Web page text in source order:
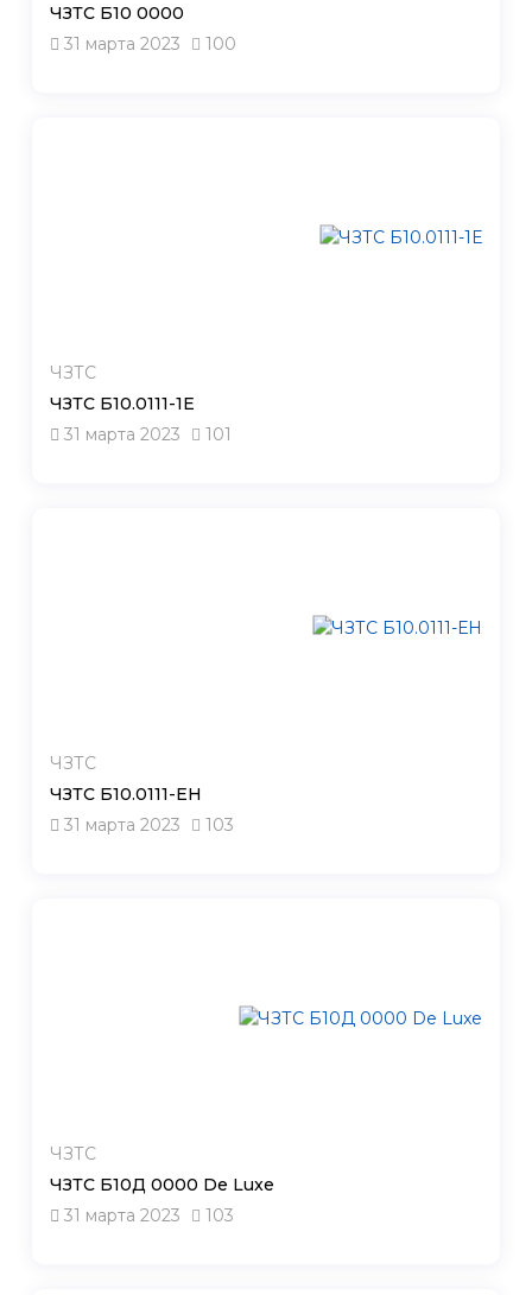
ЧЗТС Б10 0000
31 марта 2023
100
ЧЗТС
ЧЗТС Б10.0111-1Е
31 марта 2023
101
ЧЗТС
ЧЗТС Б10.0111-ЕН
31 марта 2023
103
ЧЗТС
ЧЗТС Б10Д 0000 De Luxe
31 марта 2023
103